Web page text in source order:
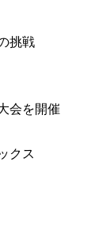
挑戦
会を開催
クス